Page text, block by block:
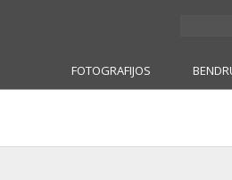
FOTOGRAFIJOS